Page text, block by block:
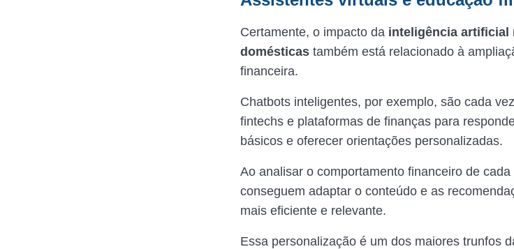
Certamente, o impacto da inteligência artificial
domésticas também está relacionado à
financeira.
Chatbots inteligentes, por exemplo, são cada
fintechs e plataformas de finanças para
básicos e oferecer orientações personalizadas.
Ao analisar o comportamento financeiro de
conseguem adaptar o conteúdo e as
mais eficiente e relevante.
Essa personalização é um dos maiores trunfos